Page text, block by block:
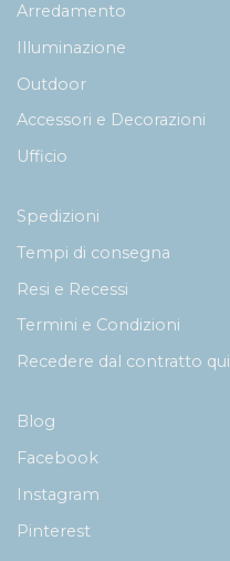
Arredamento
Illuminazione
Outdoor
Accessori e Decorazioni
Ufficio
Spedizioni
Tempi di consegna
Resi e Recessi
Termini e Condizioni
Recedere dal contratto qui
Blog
Facebook
Instagram
Pinterest